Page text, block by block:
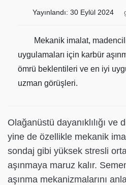
Yayınlandı: 30 Eylül 2024
Mekanik imalat,
uygulamaları için karbür
ömrü beklentileri ve en iyi
uzman görüşleri.
Olağanüstü dayanıklılığı
yine de özellikle mekanik
sondaj gibi yüksek stresli
aşınmaya maruz kalır.
aşınma mekanizmalarını